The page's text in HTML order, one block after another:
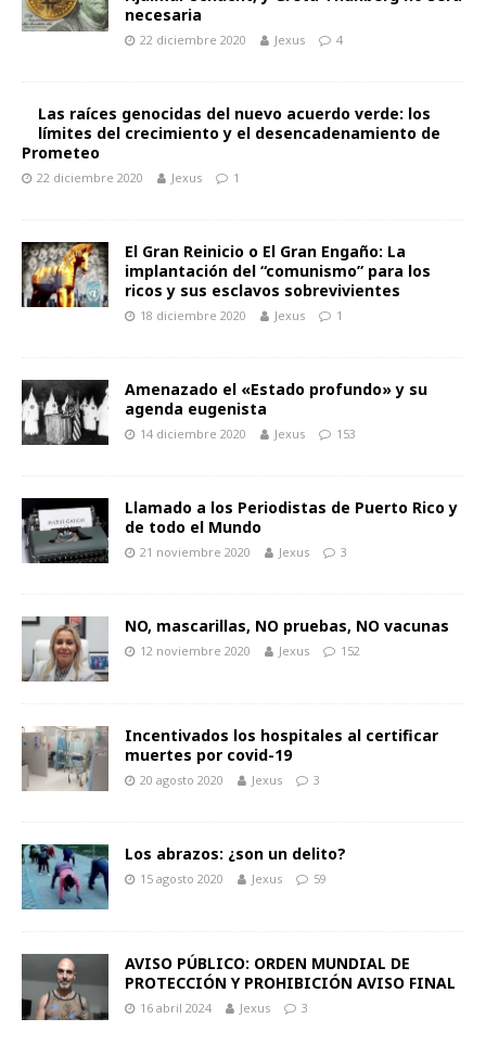
necesaria
22 diciembre 2020 Jexus 4
Las raíces genocidas del nuevo acuerdo verde: los
límites del crecimiento y el desencadenamiento de
Prometeo
22 diciembre 2020 Jexus 1
El Gran Reinicio o El Gran Engaño: La
implantación del “comunismo” para los
ricos y sus esclavos sobrevivientes
18 diciembre 2020 Jexus 1
Amenazado el «Estado profundo» y su
agenda eugenista
14 diciembre 2020 Jexus 153
Llamado a los Periodistas de Puerto Rico y
de todo el Mundo
21 noviembre 2020 Jexus 3
NO, mascarillas, NO pruebas, NO vacunas
12 noviembre 2020 Jexus 152
Incentivados los hospitales al certificar
muertes por covid-19
20 agosto 2020 Jexus 3
Los abrazos: ¿son un delito?
15 agosto 2020 Jexus 59
AVISO PÚBLICO: ORDEN MUNDIAL DE
PROTECCIÓN Y PROHIBICIÓN AVISO FINAL
16 abril 2024 Jexus 3